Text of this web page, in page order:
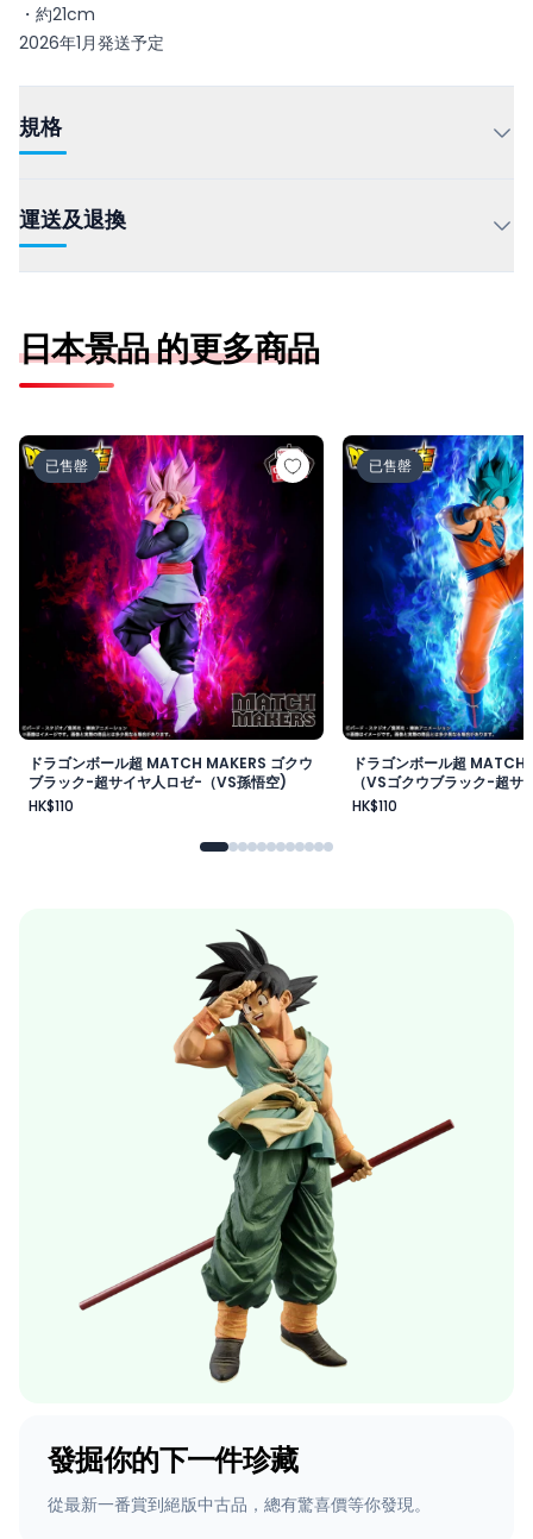
・約21cm
2026年1月発送予定
規格
運送及退換
日本景品 的更多商品
ドラゴンボール超 MATCH MAKERS ゴクウブラック-超サ
已售罄
ドラゴンボール超 MATCH MAKERS ゴクウ
ブラック-超サイヤ人ロゼ-（VS孫悟空)
HK$110
ドラゴンボール超
已售罄
ドラゴンボール超 MATCH
（VSゴクウブラック-超
HK$110
發掘你的下一件珍藏
從最新一番賞到絕版中古品，總有驚喜價等你發現。